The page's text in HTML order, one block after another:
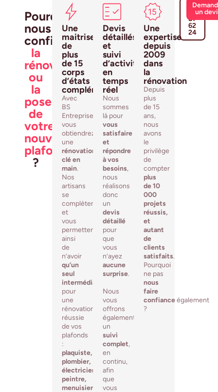
Pourquoi
nous
confier
la
rénovation
ou
la
pose
de
votre
nouveau
plafond
?
Une
maitrise
de
plus
de 15
corps
d’états
complémentaires
Avec
BS
Entreprise,
vous
obtiendrez
une
rénovation
clé en
main.
Nos
artisans
se
complètent
et
vous
permettent
ainsi
de
n’avoir
qu’un
seul
intermédiaire
pour
une
rénovation
réussie
de vos
plafonds
:
plaquiste,
plombier,
électricien,
peintre,
menuisier,
Devis
détaillés
et
suivi
d’activité
en
temps
réel
Nous
sommes
là pour
vous
satisfaire
et
répondre
à vos
besoins,
nous
réalisons
donc
un
devis
détaillé
pour
que
vous
n’ayez
aucune
surprise.
Nous
vous
offrons
également
un
suivi
complet,
en
continu,
afin
que
vous
Une
expertise
depuis
2009
dans
la
rénovation
Depuis
plus
de 15
ans,
nous
avons
le
privilège
de
compter
plus
de 10
000
projets
réussis,
et
autant
de
clients
satisfaits.
Pourquoi
ne pas
nous
faire
confianceégalement
?
03
26
87
62
24
un